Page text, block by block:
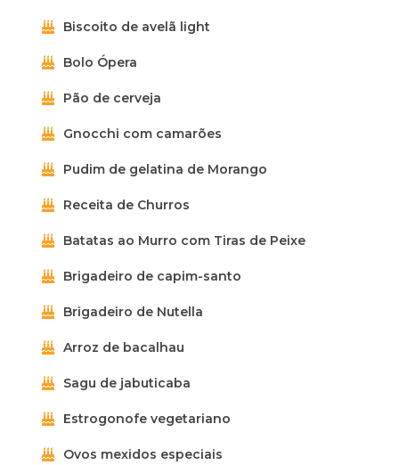
Biscoito de avelã light
Bolo Ópera
Pão de cerveja
Gnocchi com camarões
Pudim de gelatina de Morango
Receita de Churros
Batatas ao Murro com Tiras de Peixe
Brigadeiro de capim-santo
Brigadeiro de Nutella
Arroz de bacalhau
Sagu de jabuticaba
Estrogonofe vegetariano
Ovos mexidos especiais